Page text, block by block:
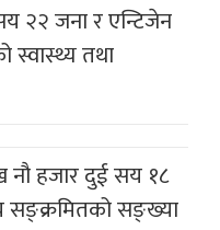
२२ जना र एन्टिजेन
स्वास्थ्य तथा
हजार दुई सय १८
सङ्क्रमितको सङ्ख्या